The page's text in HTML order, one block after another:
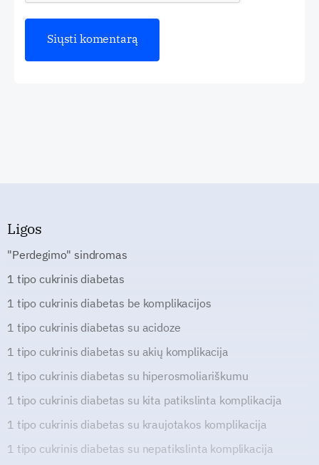
Ligos
"Perdegimo" sindromas
1 tipo cukrinis diabetas
1 tipo cukrinis diabetas be komplikacijos
1 tipo cukrinis diabetas su acidoze
1 tipo cukrinis diabetas su akių komplikacija
1 tipo cukrinis diabetas su hiperosmoliariškumu
1 tipo cukrinis diabetas su kita patikslinta komplikacija
1 tipo cukrinis diabetas su kraujotakos komplikacija
1 tipo cukrinis diabetas su nepatikslinta komplikacija